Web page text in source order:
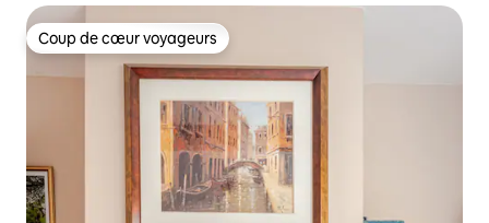
Coup de cœur voyageurs
Coup de cœur voyageurs